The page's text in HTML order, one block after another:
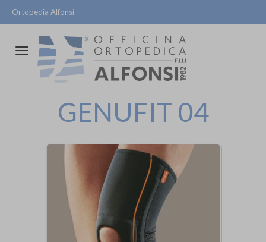
Ortopedia Alfonsi
Attiva/disattiva
navigazione
GENUFIT 04